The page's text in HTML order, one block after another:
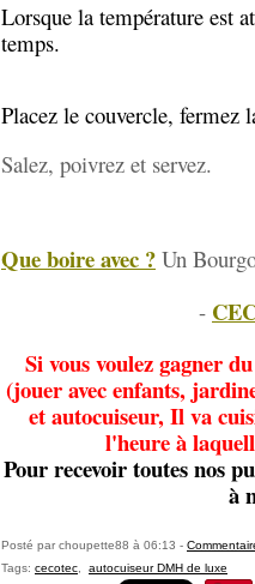
Lorsque la température est
temps.
Placez le couvercle, fermez
Salez, poivrez et servez.
Que boire avec ? Un
-
Si vous voulez gagner
(jouer avec enfants,
et autocuiseur, Il va
l'heure à
Pour recevoir toutes nos
à
Posté par choupette88 à 06:13 -
Tags: cecotec autocuiseur DMH de luxe